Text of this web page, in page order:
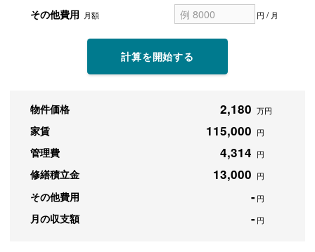
その他費用 月額 円 / 月
計算を開始する
物件価格 2,180 万円
家賃 115,000 円
管理費 4,314 円
修繕積立金 13,000 円
その他費用 - 円
月の収支額 - 円